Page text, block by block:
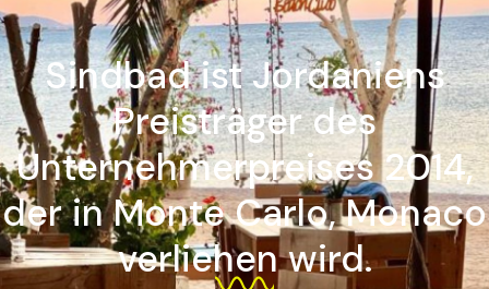
Sindbad ist Jordaniens
Preisträger des
Unternehmerpreises 2014,
der in Monte Carlo, Monaco
verliehen wird.